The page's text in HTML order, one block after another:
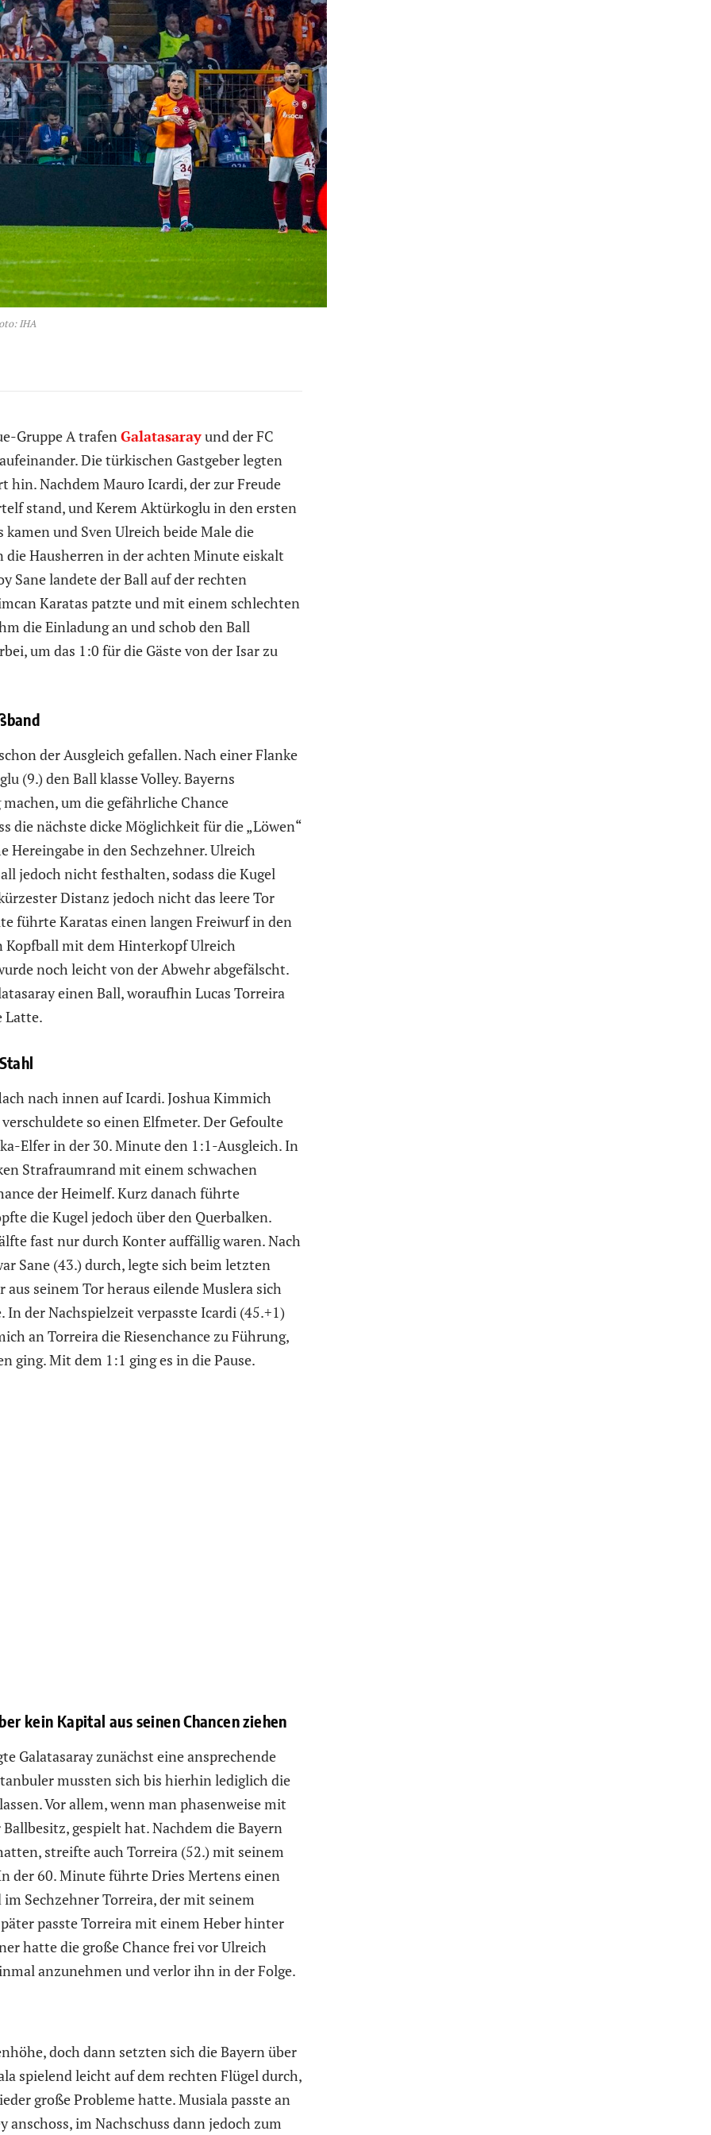
IHA
Gruppe A trafen Galatasarayund der FC
Die türkischen Gastgeber legten
hin. Nachdem Mauro Icardi, der zur Freude
stand, und Kerem Aktürkoglu in den ersten
und Sven Ulreich beide Male die
Hausherren in der achten Minute eiskalt
Sane landete der Ball auf der rechten
Karatas patzte und mit einem schlechten
die Einladung an und schob den Ball
um das 1:0 für die Gäste von der Isar zu
der Ausgleich gefallen. Nach einer Flanke
(9.) den Ball klasse Volley. Bayerns
um die gefährliche Chance
die nächste dicke Möglichkeit für die „Löwen“
Hereingabe in den Sechzehner. Ulreich
jedoch nicht festhalten, sodass die Kugel
Distanz jedoch nicht das leere Tor
führte Karatas einen langen Freiwurf in den
Kopfball mit dem Hinterkopf Ulreich
noch leicht von der Abwehr abgefälscht.
einen Ball, woraufhin Lucas Torreira
Latte.
nach innen auf Icardi. Joshua Kimmich
so einen Elfmeter. Der Gefoulte
Elfer in der 30. Minute den 1:1-Ausgleich. In
Strafraumrand mit einem schwachen
der Heimelf. Kurz danach führte
die Kugel jedoch über den Querbalken.
fast nur durch Konter auffällig waren. Nach
Sane (43.) durch, legte sich beim letzten
seinem Tor heraus eilende Muslera sich
der Nachspielzeit verpasste Icardi (45.+1)
an Torreira die Riesenchance zu Führung,
ging. Mit dem 1:1 ging es in die Pause.
kein Kapital aus seinen Chancen ziehen
Galatasaray zunächst eine ansprechende
mussten sich bis hierhin lediglich die
Vor allem, wenn man phasenweise mit
gespielt hat. Nachdem die Bayern
streifte auch Torreira (52.) mit seinem
der 60. Minute führte Dries Mertens einen
Sechzehner Torreira, der mit seinem
passte Torreira mit einem Heber hinter
hatte die große Chance frei vor Ulreich
anzunehmen und verlor ihn in der Folge.
doch dann setzten sich die Bayern über
spielend leicht auf dem rechten Flügel durch,
große Probleme hatte. Musiala passte an
im Nachschuss dann jedoch zum